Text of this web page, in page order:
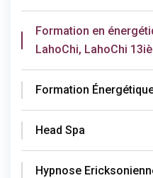
Formation en
LahoChi, LahoChi
Formation
Head Spa
Hypnose